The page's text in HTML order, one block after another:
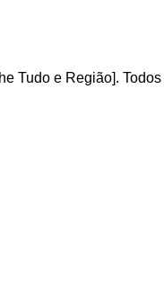
Tudo e Região].